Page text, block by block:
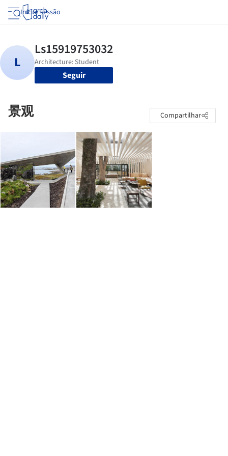
Iniciar sessão
Seguir
景观 Compartilhar